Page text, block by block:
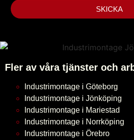
SKICKA
Fler av våra tjänster och
Industrimontage i Göteborg
Industrimontage i Jönköping
Industrimontage i Mariestad
Industrimontage i Norrköping
Industrimontage i Örebro